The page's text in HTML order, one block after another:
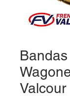
Valcour